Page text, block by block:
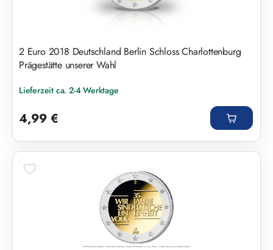
2 Euro 2018 Deutschland Berlin Schloss Charlottenburg
Prägestätte unserer Wahl
Lieferzeit ca. 2-4 Werktage
4,99 €